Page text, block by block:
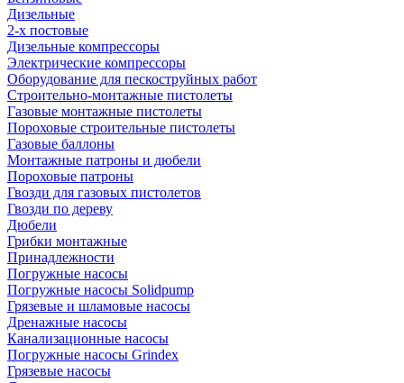
Дизельные
2-х постовые
Дизельные компрессоры
Электрические компрессоры
Оборудование для пескоструйных работ
Строительно-монтажные пистолеты
Газовые монтажные пистолеты
Пороховые строительные пистолеты
Газовые баллоны
Монтажные патроны и дюбели
Пороховые патроны
Гвозди для газовых пистолетов
Гвозди по дереву
Дюбели
Грибки монтажные
Принадлежности
Погружные насосы
Погружные насосы Solidpump
Грязевые и шламовые насосы
Дренажные насосы
Канализационные насосы
Погружные насосы Grindex
Грязевые насосы